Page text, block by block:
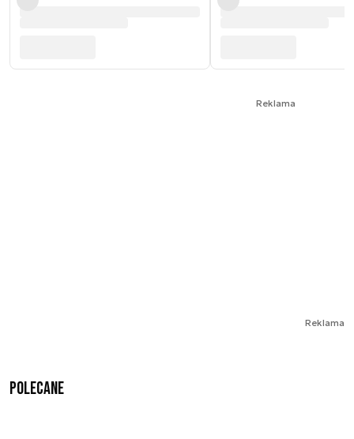
Reklama
Reklama
Polecane